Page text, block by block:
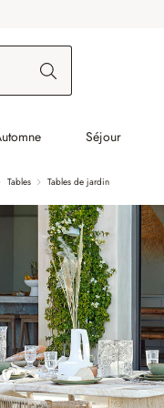
Séjour
Tables Tables de jardin